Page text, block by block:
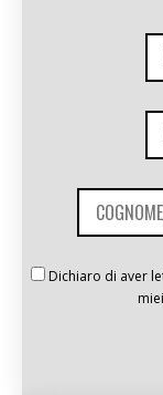
Dichiaro di aver